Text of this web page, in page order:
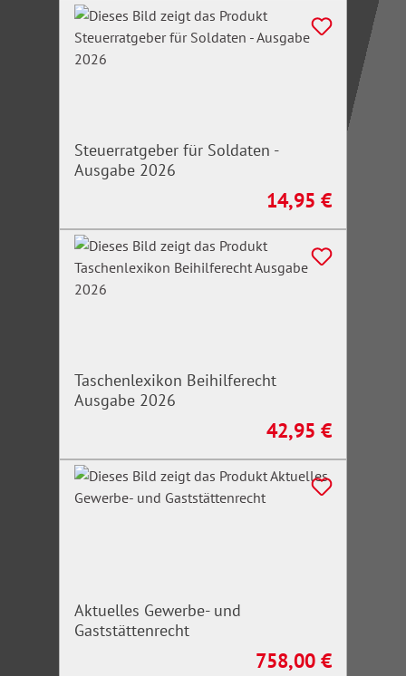
Steuerratgeber für Soldaten -
Ausgabe 2026
Regulärer Preis:
14,95 €
Taschenlexikon Beihilferecht
Ausgabe 2026
Regulärer Preis:
42,95 €
Aktuelles Gewerbe- und
Gaststättenrecht
Regulärer Preis:
758,00 €